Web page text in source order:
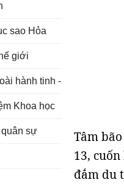
Tâm
13,
đắm du
sao Hỏa
giới
hành tinh - UFO
Khoa học
quân sự